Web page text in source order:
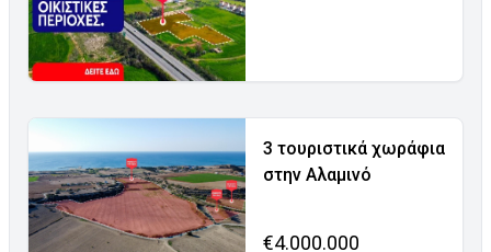
3 τουριστικά χωράφια
στην Αλαμινό
€4.000.000